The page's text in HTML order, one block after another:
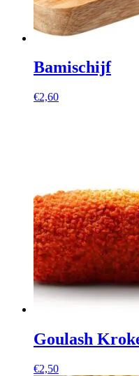
Bamischijf
€2,60
Goulash
€2,50